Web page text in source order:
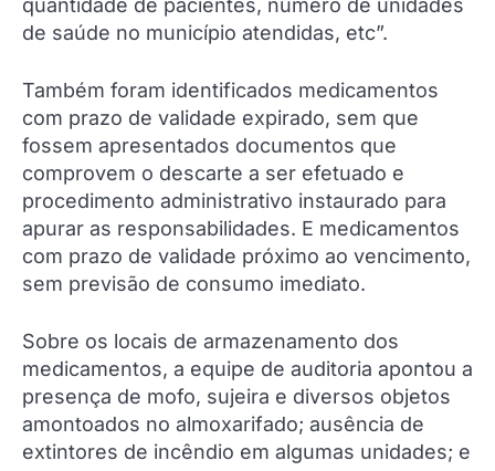
quantidade de pacientes, número de unidades
de saúde no município atendidas, etc”.
Também foram identificados medicamentos
com prazo de validade expirado, sem que
fossem apresentados documentos que
comprovem o descarte a ser efetuado e
procedimento administrativo instaurado para
apurar as responsabilidades. E medicamentos
com prazo de validade próximo ao vencimento,
sem previsão de consumo imediato.
Sobre os locais de armazenamento dos
medicamentos, a equipe de auditoria apontou a
presença de mofo, sujeira e diversos objetos
amontoados no almoxarifado; ausência de
extintores de incêndio em algumas unidades; e